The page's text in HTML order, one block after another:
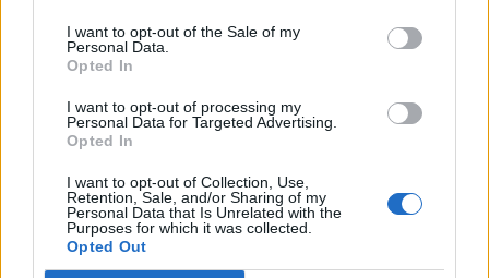
I want to opt-out of the Sale of my
Personal Data.
Opted In
I want to opt-out of processing my
Personal Data for Targeted Advertising.
Opted In
I want to opt-out of Collection, Use,
Retention, Sale, and/or Sharing of my
Personal Data that Is Unrelated with the
Purposes for which it was collected.
Opted Out
A P
P
A
O
A
O E